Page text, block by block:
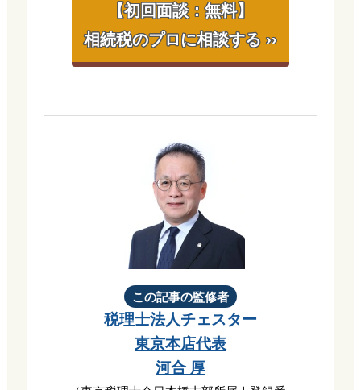
【初回面談：無料】
相続税のプロに相談する ››
この記事の監修者
税理士法人チェスター
東京本店代表
河合 厚